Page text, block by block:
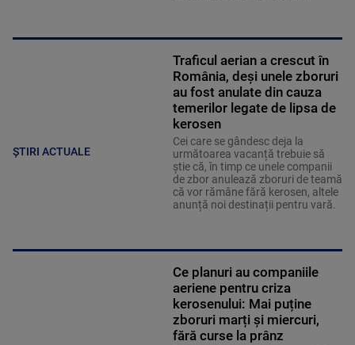
ȘTIRI ACTUALE
Traficul aerian a crescut în
România, deși unele zboruri
au fost anulate din cauza
temerilor legate de lipsa de
kerosen
Cei care se gândesc deja la
următoarea vacanță trebuie să
știe că, în timp ce unele companii
de zbor anulează zboruri de teamă
că vor rămâne fără kerosen, altele
anunță noi destinații pentru vară.
Ce planuri au companiile
aeriene pentru criza
kerosenului: Mai puține
zboruri marți și miercuri,
fără curse la prânz